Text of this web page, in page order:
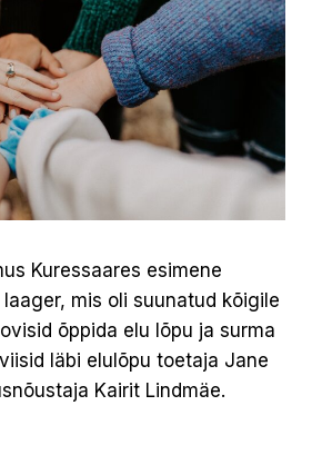
Kuressaares esimene
laager, mis oli suunatud kõigile
õppida elu lõpu ja surma
läbi elulõpu toetaja Jane
Kairit Lindmäe.